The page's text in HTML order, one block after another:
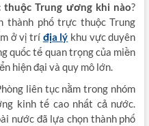
Trung ương khi nào?
thành phố trực thuộc Trung
ở vị trí địa lý khu vực duyên
quốc tế quan trọng của miền
hiện đại và quy mô lớn.
liên tục nằm trong nhóm
kinh tế cao nhất cả nước.
nước đã lựa chọn thành phố